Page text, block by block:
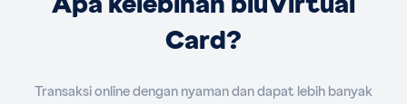
Card?
Transaksi online dengan nyaman dan dapat lebih banyak